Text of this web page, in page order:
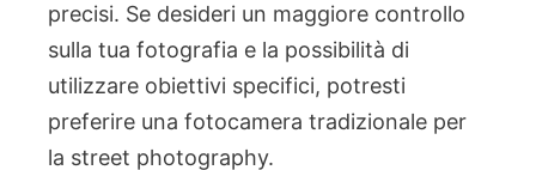
precisi. Se desideri un maggiore controllo
sulla tua fotografia e la possibilità di
utilizzare obiettivi specifici, potresti
preferire una fotocamera tradizionale per
la street photography.